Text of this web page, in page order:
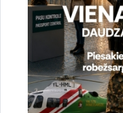
_gat
uzlabotu
Izmanto